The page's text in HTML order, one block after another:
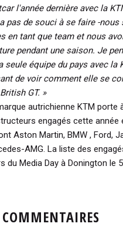
l'année dernière avec la
pas de souci à se faire -nous
en tant que team et nous
pendant une saison. Je
seule équipe du pays avec la
de voir comment elle se
GT. »
autrichienne KTM porte
engagés cette année
Aston Martin, BMW , Ford,
AMG. La liste des
du Media Day à Donington le
COMMENTAIRES